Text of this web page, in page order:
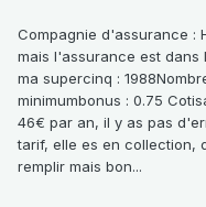
Compagnie d'assurance :
mais l'assurance est dans
ma supercinq :
minimumbonus : 0.75
46€ par an, il y as pas
tarif, elle es en collection,
remplir mais bon...